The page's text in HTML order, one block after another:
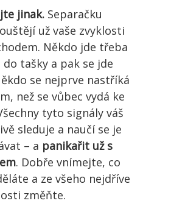
jinak. Separačku
už vaše zvyklosti
Někdo jde třeba
tašky a pak se jde
se nejprve nastříká
než se vůbec vydá ke
tyto signály váš
sleduje a naučí se je
– a panikařit už s
. Dobře vnímejte, co
a ze všeho nejdříve
změňte.